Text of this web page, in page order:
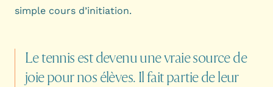
simple cours d’initiation.
Letennis estdevenuunevraiesourcede
joiepournos élèves. Ilfaitpartiedeleur